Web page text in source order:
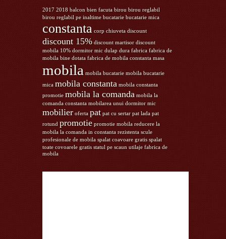
2017 2018 balcon bien facuta birou birou reglabil
birou reglabil pe inaltime bucatarie bucatarie mica
constanta corp chiuveta discount
discount 15% discount martisor discount
mobila 10% dormitor mic dulap dura fabrica fabrica de
mobila bine dotata fabrica de mobila constanta masa
mobila mobila bucatarie mobila bucatarie
mica mobila constanta mobila constanta
promotie mobila la comanda mobila la
comanda constanta mobilarea unui dormitor mic
mobilier oferta pat pat cu sertar pat lada pat
rotund promotie promotie mobila reducere la
mobila la comanda in constanta rezistenta scule
profesionale de mobila spalat coavoare gratis spalat
toate covoarele gratis statul pe scaun utilaje fabrica de
mobila